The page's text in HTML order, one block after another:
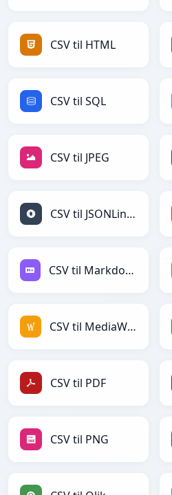
CSV til HTML
CSV til SQL
CSV til JPEG
CSV til JSONLines
CSV til Markdown
CSV til MediaWiki
CSV til PDF
CSV til PNG